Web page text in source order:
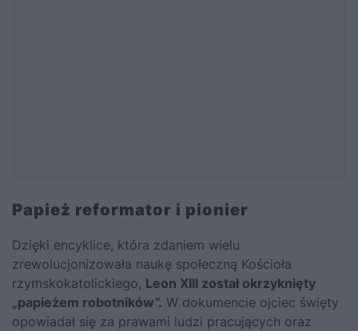
Papież reformator i pionier
Dzięki encyklice, która zdaniem wielu
zrewolucjonizowała naukę społeczną Kościoła
rzymskokatolickiego, Leon XIII został okrzyknięty
„papieżem robotników”. W dokumencie ojciec święty
opowiadał się za prawami ludzi pracujących oraz